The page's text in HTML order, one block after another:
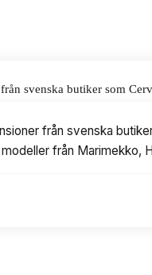
svenska butiker som
från svenska
från Marimekko,